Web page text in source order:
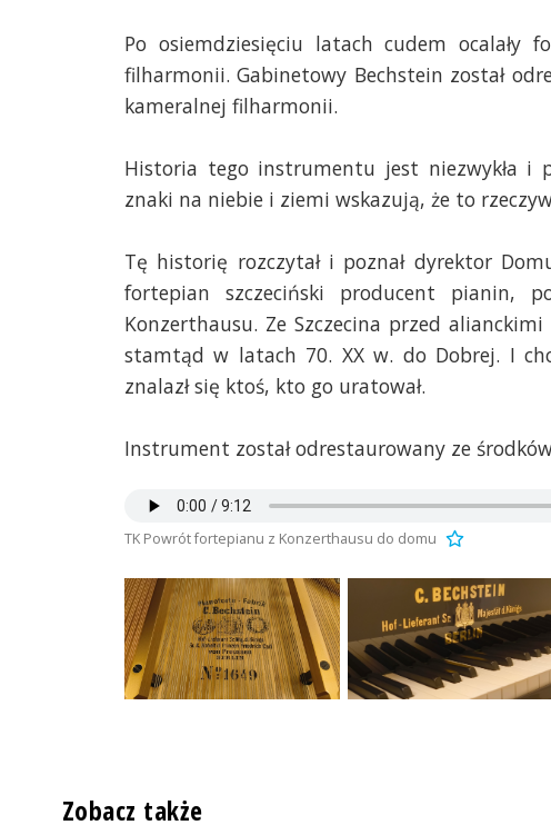
Po osiemdziesięciu latach cudem ocalały
filharmonii. Gabinetowy Bechstein został
kameralnej filharmonii.
Historia tego instrumentu jest niezwykła i
znaki na niebie i ziemi wskazują, że to
Tę historię rozczytał i poznał dyrektor
fortepian szczeciński producent pianin,
Konzerthausu. Ze Szczecina przed
stamtąd w latach 70. XX w. do Dobrej. I
znalazł się ktoś, kto go uratował.
Instrument został odrestaurowany ze
TK Powrót fortepianu z Konzerthausu do domu
Zobacz także